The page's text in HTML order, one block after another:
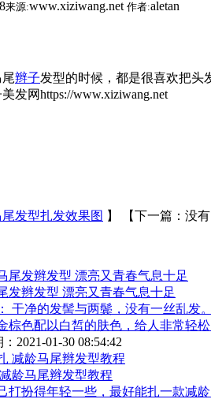
来源:www.xiziwang.net 作者:aletan
辫子发型的时候，都是很喜欢把头
发网https://www.xiziwang.net
发型扎发效果图 】 【下一篇：没有
发辫发型 漂亮又青春气息十足
干净的发髻与两鬓，没有一丝乱发
棕色配以白皙的肤色，给人非常轻松
2021-01-30 08:54:42
龄马尾辫发型教程
打扮得年轻一些，最好能扎一款减